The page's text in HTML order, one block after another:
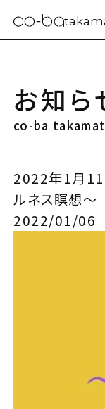
お知ら
co-ba
2022年1月11
ルネス瞑想〜
2022/01/06